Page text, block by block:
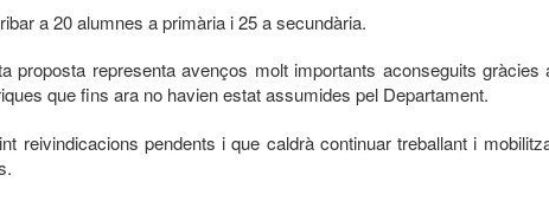
a 20 alumnes a primària i 25 a secundària.
proposta representa avenços molt importants aconseguits
que fins ara no havien estat assumides pel Departament.
reivindicacions pendents i que caldrà continuar treballant i